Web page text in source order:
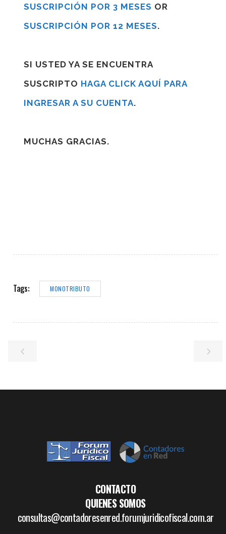
SUSCRIPCIÓN POR 3 MESES OR
SUSCRIPCIÓN POR 12 MESES.
SI USTED YA SE ENCUENTRA
SUSCRIPTO HAGA CLICK AQUÍ PARA
INGRESAR A SU CUENTA.
MUCHAS GRACIAS.
Tags: MONOTRIBUTO
CONTACTO
QUIENES SOMOS
consultas@contadoresenred.forumjuridicofiscal.com.ar